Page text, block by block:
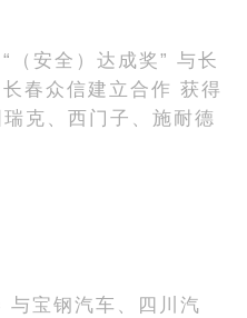
（安全）达成奖” 与长
春众信建立合作 获得
克、西门子、施耐德
与宝钢汽车、四川汽